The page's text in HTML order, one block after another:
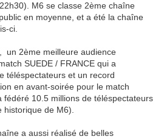
M6 se classe 2ème chaîne
en moyenne, et a été la chaîne
ci.
un 2ème meilleure audience
SUEDE / FRANCE qui a
téléspectateurs et un record
en avant-soirée pour le match
fédéré 10.5 millions de téléspectateurs
de M6).
a aussi réalisé de belles